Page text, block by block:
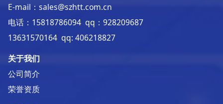
E-mail：sales@szhtt.com.cn
电话：15818786094 qq：928209687
13631570164 qq: 406218827
关于我们
公司简介
荣誉资质